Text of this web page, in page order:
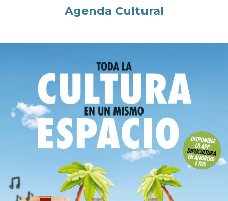
Agenda Cultural